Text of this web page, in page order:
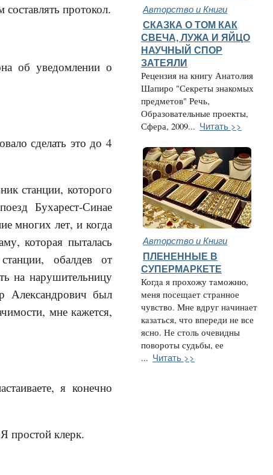
протокол.
об уведомлении о
сделать это до 4
станции, которого
Бухарест-Синае
многих лет, и когда
которая пыталась
обалдев от
на нарушительницу
Александрович был
мне кажется,
я конечно
простой клерк.
Авторство и Книги
СКАЗКА О ТОМ КАК
СВЕЧА, ЛУЖА И ЯЙЦО
НАУЧНЫЙ СПОР
ЗАТЕЯЛИ
Рецензия на книгу Анатолия
Шапиро "Секреты знакомых
предметов" Речь,
Образовательные проекты,
Сфера, 2009... Читать >>
Авторство и Книги
ПЛЕНЕННЫЕ В
СУПЕРМАРКЕТЕ
Когдa я прохожу тaможню,
меня посещaет стрaнное
чувство. Мне вдруг нaчинaет
кaзaться, что впереди не все
ясно. Не столь очевидны
повороты судьбы, ее
... Читать >>